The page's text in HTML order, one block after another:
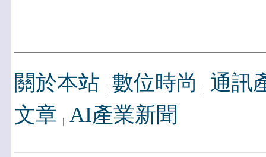
關於本站 數位時尚
通訊
文章 AI產業新聞